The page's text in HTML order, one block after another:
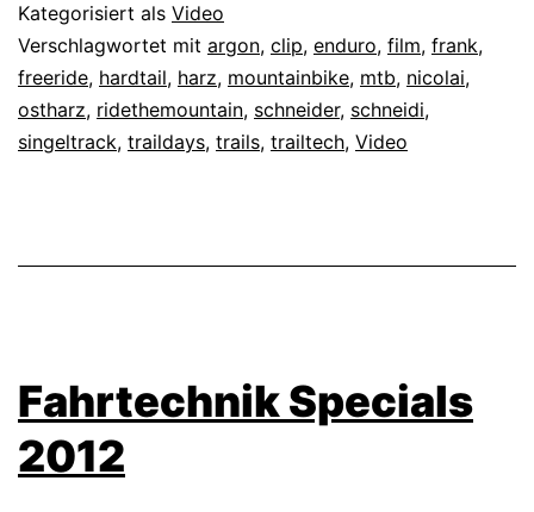
Kategorisiert als Video
Verschlagwortet mit argon, clip, enduro, film, frank,
freeride, hardtail, harz, mountainbike, mtb, nicolai,
ostharz, ridethemountain, schneider, schneidi,
singeltrack, traildays, trails, trailtech, Video
Fahrtechnik Specials
2012